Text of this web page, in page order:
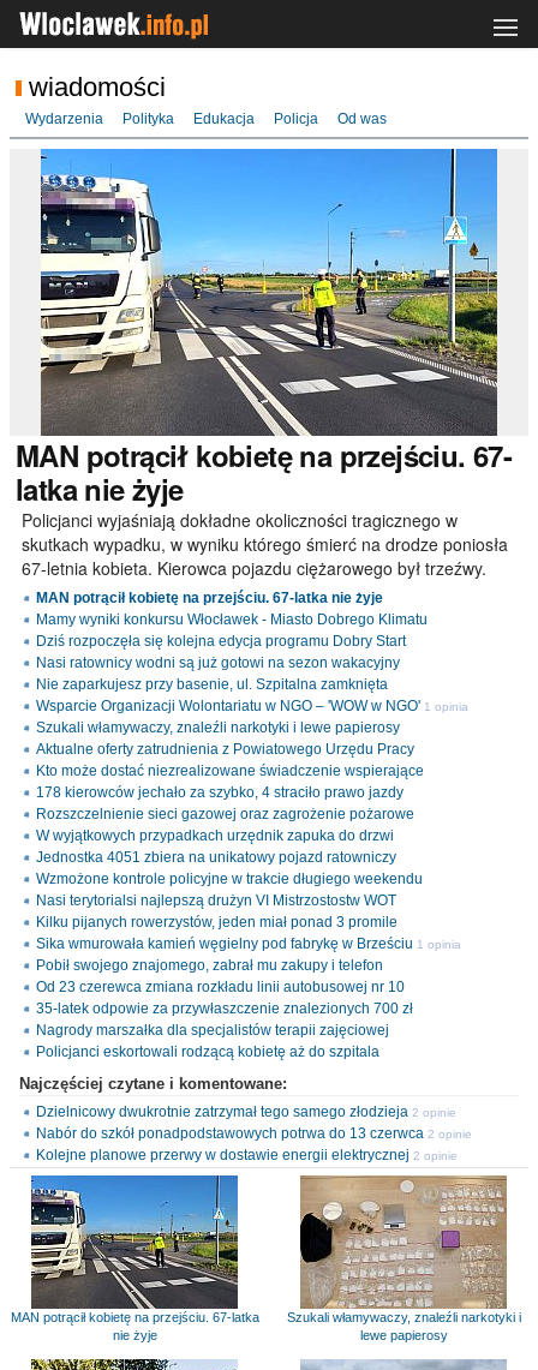
wiadomości
Wydarzenia Polityka Edukacja Policja Od was
MAN potrącił kobietę na przejściu. 67-
latka nie żyje
Policjanci wyjaśniają dokładne okoliczności tragicznego w
skutkach wypadku, w wyniku którego śmierć na drodze poniosła
67-letnia kobieta. Kierowca pojazdu ciężarowego był trzeźwy.
MAN potrącił kobietę na przejściu. 67-latka nie żyje
Mamy wyniki konkursu Włocławek - Miasto Dobrego Klimatu
Dziś rozpoczęła się kolejna edycja programu Dobry Start
Nasi ratownicy wodni są już gotowi na sezon wakacyjny
Nie zaparkujesz przy basenie, ul. Szpitalna zamknięta
Wsparcie Organizacji Wolontariatu w NGO – 'WOW w NGO' 1 opinia
Szukali włamywaczy, znaleźli narkotyki i lewe papierosy
Aktualne oferty zatrudnienia z Powiatowego Urzędu Pracy
Kto może dostać niezrealizowane świadczenie wspierające
178 kierowców jechało za szybko, 4 straciło prawo jazdy
Rozszczelnienie sieci gazowej oraz zagrożenie pożarowe
W wyjątkowych przypadkach urzędnik zapuka do drzwi
Jednostka 4051 zbiera na unikatowy pojazd ratowniczy
Wzmożone kontrole policyjne w trakcie długiego weekendu
Nasi terytorialsi najlepszą drużyn VI Mistrzostostw WOT
Kilku pijanych rowerzystów, jeden miał ponad 3 promile
Sika wmurowała kamień węgielny pod fabrykę w Brześciu 1 opinia
Pobił swojego znajomego, zabrał mu zakupy i telefon
Od 23 czerewca zmiana rozkładu linii autobusowej nr 10
35-latek odpowie za przywłaszczenie znalezionych 700 zł
Nagrody marszałka dla specjalistów terapii zajęciowej
Policjanci eskortowali rodzącą kobietę aż do szpitala
Najczęściej czytane i komentowane:
Dzielnicowy dwukrotnie zatrzymał tego samego złodzieja 2 opinie
Nabór do szkół ponadpodstawowych potrwa do 13 czerwca 2 opinie
Kolejne planowe przerwy w dostawie energii elektrycznej 2 opinie
MAN potrącił kobietę na przejściu. 67-latka
nie żyje
Szukali włamywaczy, znaleźli narkotyki i
lewe papierosy